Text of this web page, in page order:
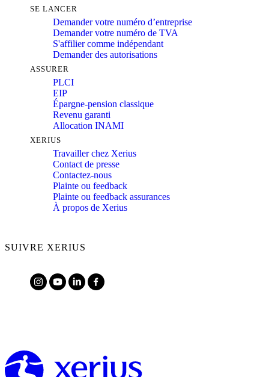
SE LANCER
Demander votre numéro d’entreprise
Demander votre numéro de TVA
S'affilier comme indépendant
Demander des autorisations
ASSURER
PLCI
EIP
Épargne-pension classique
Revenu garanti
Allocation INAMI
XERIUS
Travailler chez Xerius
Contact de presse
Contactez-nous
Plainte ou feedback
Plainte ou feedback assurances
À propos de Xerius
SUIVRE XERIUS